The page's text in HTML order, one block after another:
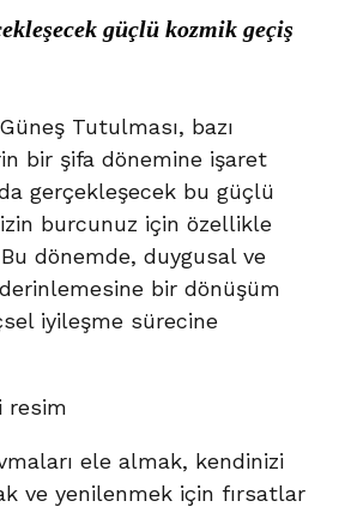
güçlü kozmik geçiş
Tutulması, bazı
bir şifa dönemine işaret
gerçekleşecek bu güçlü
burcunuz için özellikle
dönemde, duygusal ve
bir dönüşüm
iyileşme sürecine
ele almak, kendinizi
ve yenilenmek için fırsatlar